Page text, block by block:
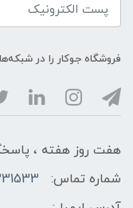
فروشگاه جوکار را در
هفت روز هفته ،
شماره تماس: